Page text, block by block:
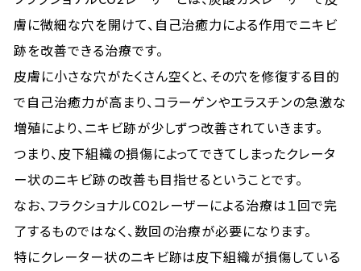
膚に微細な穴を開けて、自己治癒力による作用でニキビ
跡を改善できる治療です。
皮膚に小さな穴がたくさん空くと、その穴を修復する目的
で自己治癒力が高まり、コラーゲンやエラスチンの急激な
増殖により、ニキビ跡が少しずつ改善されていきます。
つまり、皮下組織の損傷によってできてしまったクレータ
ー状のニキビ跡の改善も目指せるということです。
なお、フラクショナルCO2レーザーによる治療は１回で完
了するものではなく、数回の治療が必要になります。
特にクレーター状のニキビ跡は皮下組織が損傷している